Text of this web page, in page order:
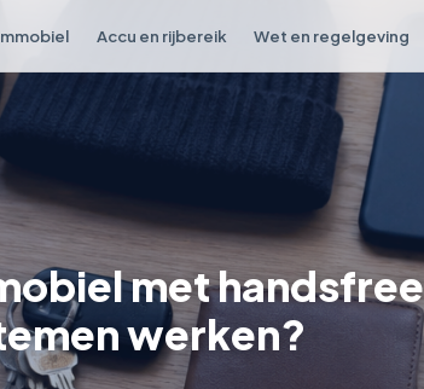
Accu en rijbereik Wet en regelgeving
met handsfree
werken?